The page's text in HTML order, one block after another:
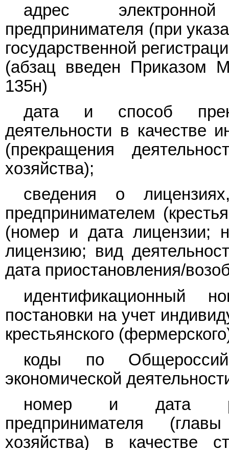
адрес
предпринимателя (при
государственной
(абзац введен Приказом
135н)
дата и способ
деятельности в качестве
(прекращения
хозяйства);
сведения о
предпринимателем
(номер и дата лицензии;
лицензию; вид
дата приостановления/
идентификационный
постановки на учет
крестьянского
коды по
экономической
номер и дата
предпринимателя
хозяйства) в качестве